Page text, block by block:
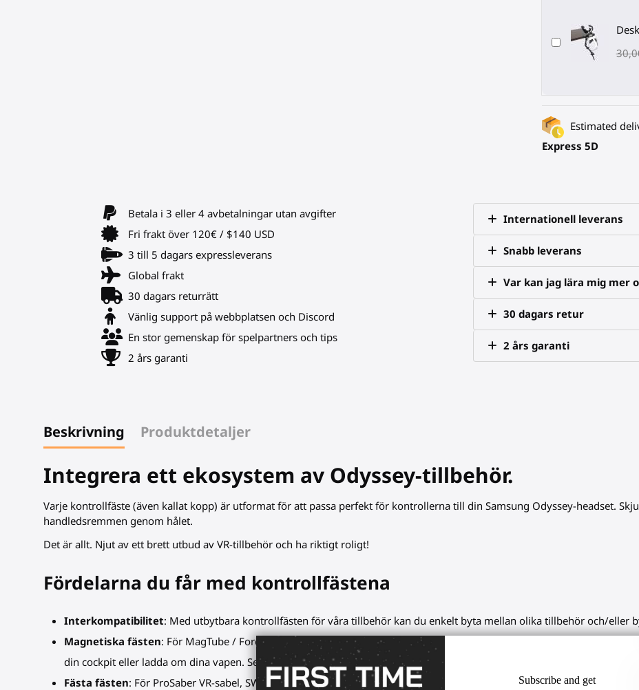
Estimated
Express 5D
Betala i 3 eller 4 avbetalningar utan avgifter
Fri frakt över 120€ / $140 USD
3 till 5 dagars expressleverans
Global frakt
30 dagars returrätt
Vänlig support på webbplatsen och Discord
En stor gemenskap för spelpartners och tips
2 års garanti
Internationell leverans
Snabb leverans
Var kan jag lära mig mer
30 dagars retur
2 års garanti
Beskrivning Produktdetaljer
Integrera ett ekosystem av Odyssey-tillbehör.
Varje kontrollfäste (även kallat kopp) är utformat för att passa perfekt för kontrollerna till din Samsung Odyssey-headset.
handledsremmen genom hålet.
Det är allt. Njut av ett brett utbud av VR-tillbehör och ha riktigt roligt!
Fördelarna du får med kontrollfästena
Interkompatibilitet: Med utbytbara kontrollfästen för våra tillbehör kan du enkelt byta mellan olika tillbehör och/eller
Magnetiska fästen: För MagTube / ForceTube / Starter VR- gevärskolv
, ProTas VR-joystick. Bevara din fria handfrihet
din cockpit eller ladda om dina vapen. Sedan kan du smidigt fästa dem på tillbehöret igen.
Fästa fästen: För ProSaber VR-sabel, SWINGiT VR-golfklubba. Erbjud stabil säkerhet för intensiva spel som BeatSaber